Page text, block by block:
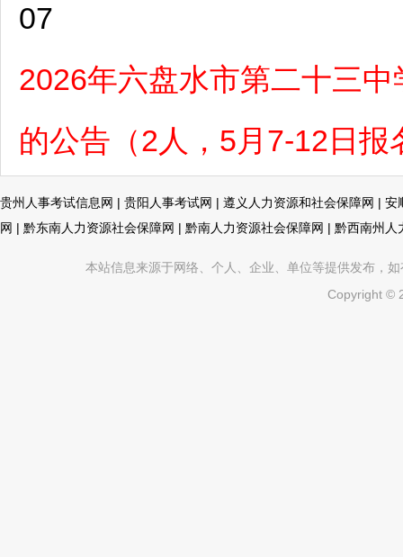
07
2026年六盘水市第二十三
的公告（2人，5月7-12日报
贵州人事考试信息网 | 贵阳人事考试网 | 遵义人力资源和社会保障网 | 安
网 | 黔东南人力资源社会保障网 | 黔南人力资源社会保障网 | 黔西南州人
本站信息来源于网络、个人、企业、单位等提供发布，
Copyright ©